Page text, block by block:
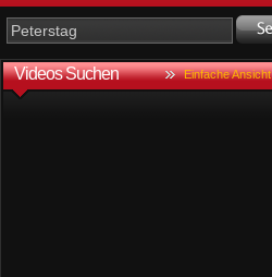
Videos Suchen Einfache Ansicht